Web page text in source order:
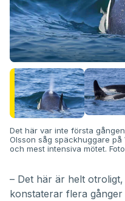
Det här var inte första
Olsson såg späckhuggare
och mest intensiva mötet.
– Det här är helt
konstaterar flera